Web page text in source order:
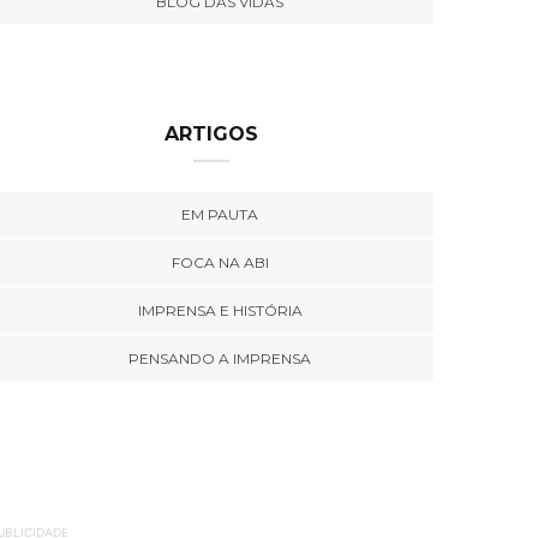
ARTIGOS
EM PAUTA
FOCA NA ABI
IMPRENSA E HISTÓRIA
PENSANDO A IMPRENSA